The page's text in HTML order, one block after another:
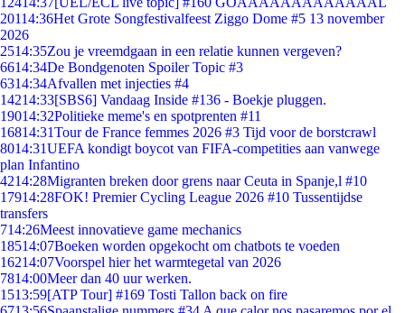
20114:36Het Grote Songfestivalfeest Ziggo Dome #5 13 november
2026
2514:35Zou je vreemdgaan in een relatie kunnen vergeven?
6614:34De Bondgenoten Spoiler Topic #3
6314:34Afvallen met injecties #4
14214:33[SBS6] Vandaag Inside #136 - Boekje pluggen.
19014:32Politieke meme's en spotprenten #11
16814:31Tour de France femmes 2026 #3 Tijd voor de borstcrawl
8014:31UEFA kondigt boycot van FIFA-competities aan vanwege
plan Infantino
4214:28Migranten breken door grens naar Ceuta in Spanje,l #10
17914:28FOK! Premier Cycling League 2026 #10 Tussentijdse
transfers
714:26Meest innovatieve game mechanics
18514:07Boeken worden opgekocht om chatbots te voeden
16214:07Voorspel hier het warmtegetal van 2026
7814:00Meer dan 40 uur werken.
1513:59[ATP Tour] #169 Tosti Tallon back on fire